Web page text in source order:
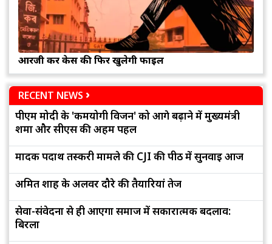
आरजी कर केस की फिर खुलेगी फाइल
RECENT NEWS
पीएम मोदी के 'कर्मयोगी विजन' को आगे बढ़ाने में मुख्यमंत्री
शर्मा और सीएस की अहम पहल
मादक पदार्थ तस्करी मामले की CJI की पीठ में सुनवाई आज
अमित शाह के अलवर दौरे की तैयारियां तेज
सेवा-संवेदना से ही आएगा समाज में सकारात्मक बदलाव:
बिरला